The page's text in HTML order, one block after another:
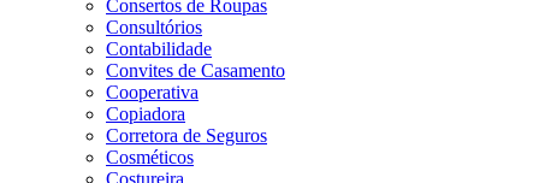
Consertos de Roupas
Consultórios
Contabilidade
Convites de Casamento
Cooperativa
Copiadora
Corretora de Seguros
Cosméticos
Costureira